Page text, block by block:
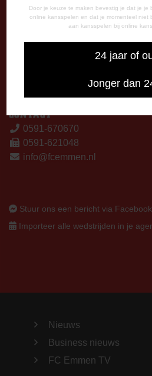
Door je keuze te maken bevestig je dat je je
online kansspelen en dat je momenteel niet
aan kansspelen bij online
24 jaar of
Jonger dan
09:00 - 12:15 uur
13:00 - 17:00 uur
CORRESPONDENTIE-ADRES
CONTACT
0591-670670
0591-621048
info@fcemmen.nl
Stuur ons een bericht via Facebook
Importeer alle wedstrijden in je
Nieuws
Business nieuws
FC Emmen TV